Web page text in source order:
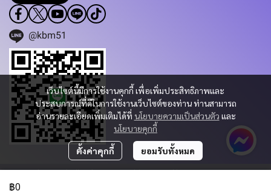
฿0
เว็บไซต์นี้มีการใช้งานคุกกี้ เพื่อเพิ่มประสิทธิภาพและ
ประสบการณ์ที่ดีในการใช้งานเว็บไซต์ของท่าน ท่านสามารถ
อ่านรายละเอียดเพิ่มเติมได้ที่ นโยบายความเป็นส่วนตัว และ
นโยบายคุกกี้
ตั้งค่าคุกกี้ ยอมรับทั้งหมด
@kbm51
Copyright 2023 | All Rights Reserved | Powered by KBM PART & TRADING